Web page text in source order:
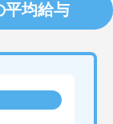
平均給与